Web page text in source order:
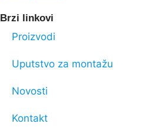
Brzi linkovi
Proizvodi
Uputstvo za montažu
Novosti
Kontakt